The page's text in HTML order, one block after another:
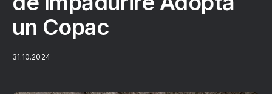
un Copac
31.10.2024